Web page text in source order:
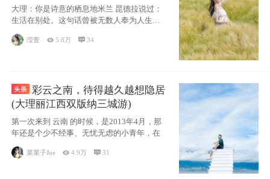
大理：你是诗意的栖息地米兰 昆德拉说过：
生活在别处。这句话曾被无数人奉为人生信
滢萱  5.8万  34
彩云之南，待得越久越想隐居
(大理丽江西双版纳三城游)
第一次来到 云南 的时候，是2013年4月，那
年还是个少不经事、无忧无虑的小青年，在
菜菜子Joe 4.9万 31